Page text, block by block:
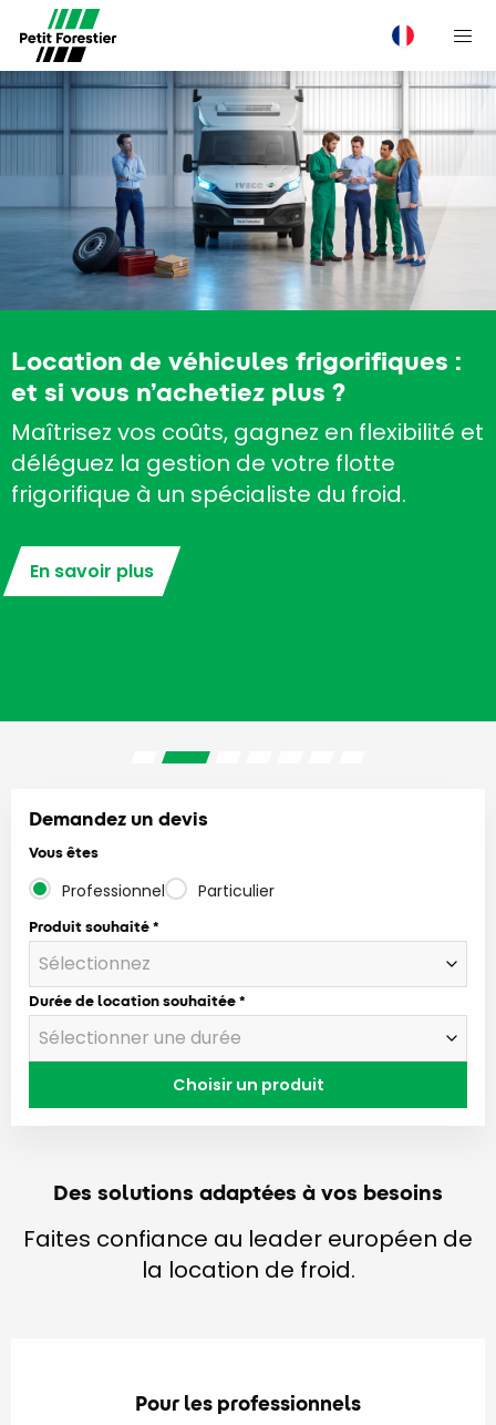
Location de véhicules frigorifiques :
et si vous n’achetiez plus ?
Maîtrisez vos coûts, gagnez en flexibilité et
déléguez la gestion de votre flotte
frigorifique à un spécialiste du froid.
En savoir plus
Demandez un devis
Vous êtes
Professionnel Particulier
Produit souhaité
Durée de location souhaitée
Choisir un produit
Des solutions adaptées à vos besoins
Faites confiance au leader européen de
la location de froid.
Pour les professionnels